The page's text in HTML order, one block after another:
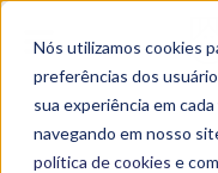
Nós utilizamos cookies
preferências dos
sua experiência em
navegando em nosso
política de cookies e